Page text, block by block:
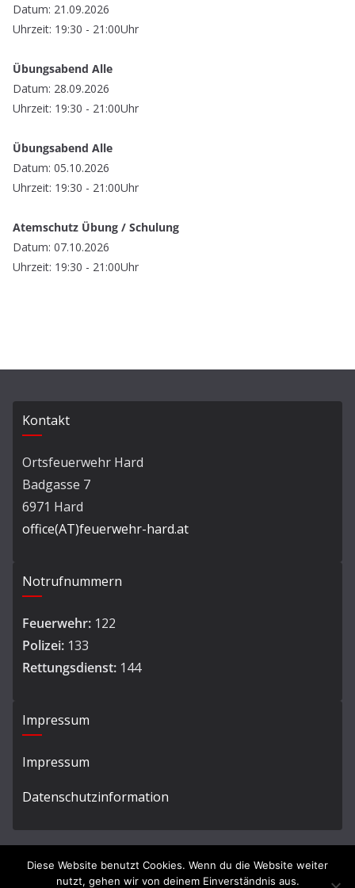
Datum: 21.09.2026
Uhrzeit: 19:30 - 21:00Uhr
Übungsabend Alle
Datum: 28.09.2026
Uhrzeit: 19:30 - 21:00Uhr
Übungsabend Alle
Datum: 05.10.2026
Uhrzeit: 19:30 - 21:00Uhr
Atemschutz Übung / Schulung
Datum: 07.10.2026
Uhrzeit: 19:30 - 21:00Uhr
Kontakt
Ortsfeuerwehr Hard
Badgasse 7
6971 Hard
office(AT)feuerwehr-hard.at
Notrufnummern
Feuerwehr: 122
Polizei: 133
Rettungsdienst: 144
Impressum
Impressum
Datenschutzinformation
Diese Website benutzt Cookies. Wenn du die Website weiter
nutzt, gehen wir von deinem Einverständnis aus.